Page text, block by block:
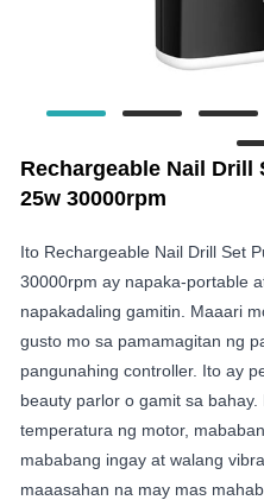
Rechargeable Nail Drill
25w 30000rpm
Ito Rechargeable Nail Drill Set
30000rpm ay napaka-portable
napakadaling gamitin. Maaari
gusto mo sa pamamagitan ng
pangunahing controller. Ito ay
beauty parlor o gamit sa
temperatura ng motor,
mababang ingay at walang
maaasahan na may mas